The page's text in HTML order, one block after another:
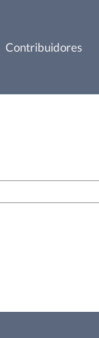
Contribuidores